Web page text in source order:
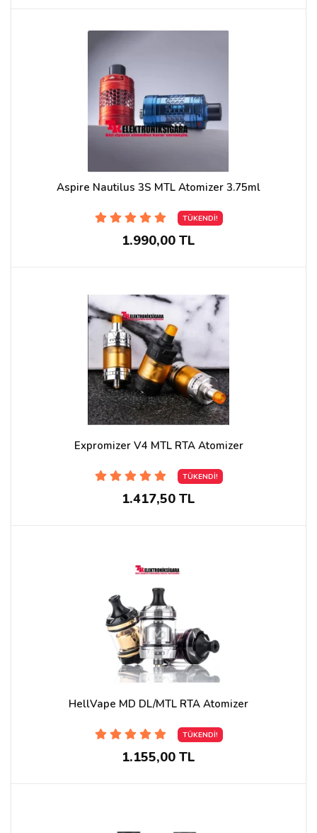
Aspire Nautilus 3S MTL Atomizer 3.75ml
TÜKENDİ!
1.990,00 TL
Expromizer V4 MTL RTA Atomizer
TÜKENDİ!
1.417,50 TL
HellVape MD DL/MTL RTA Atomizer
TÜKENDİ!
1.155,00 TL